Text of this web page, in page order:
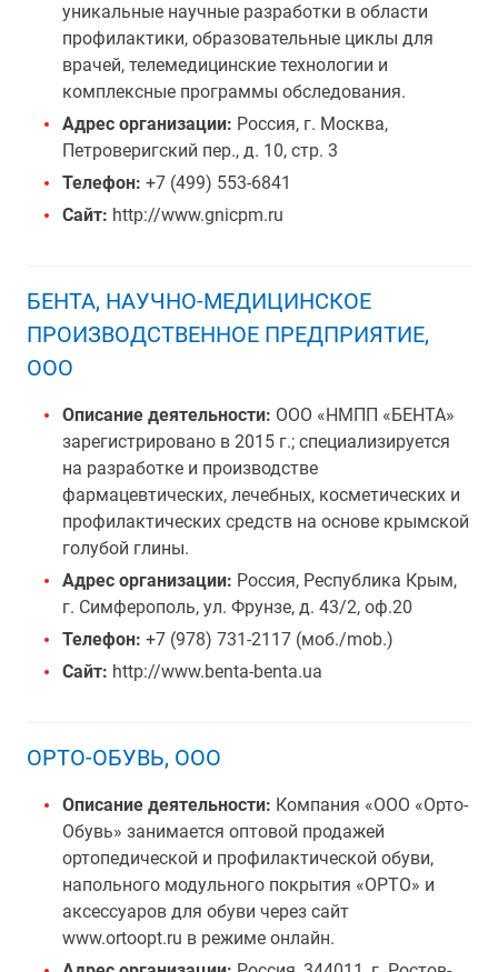
уникальные научные разработки в области
профилактики, образовательные циклы для
врачей, телемедицинские технологии и
комплексные программы обследования.
Адрес организации: Россия, г. Москва,
Петроверигский пер., д. 10, стр. 3
Телефон: +7 (499) 553-6841
Сайт: http://www.gnicpm.ru
БЕНТА, НАУЧНО-МЕДИЦИНСКОЕ
ПРОИЗВОДСТВЕННОЕ ПРЕДПРИЯТИЕ,
ООО
Описание деятельности: ООО «НМПП «БЕНТА»
зарегистрировано в 2015 г.; специализируется
на разработке и производстве
фармацевтических, лечебных, косметических и
профилактических средств на основе крымской
голубой глины.
Адрес организации: Россия, Республика Крым,
г. Симферополь, ул. Фрунзе, д. 43/2, оф.20
Телефон: +7 (978) 731-2117 (моб./mob.)
Сайт: http://www.benta-benta.ua
ОРТО-ОБУВЬ, ООО
Описание деятельности: Компания «ООО «Орто-
Обувь» занимается оптовой продажей
ортопедической и профилактической обуви,
напольного модульного покрытия «ОРТО» и
аксессуаров для обуви через сайт
www.ortoopt.ru в режиме онлайн.